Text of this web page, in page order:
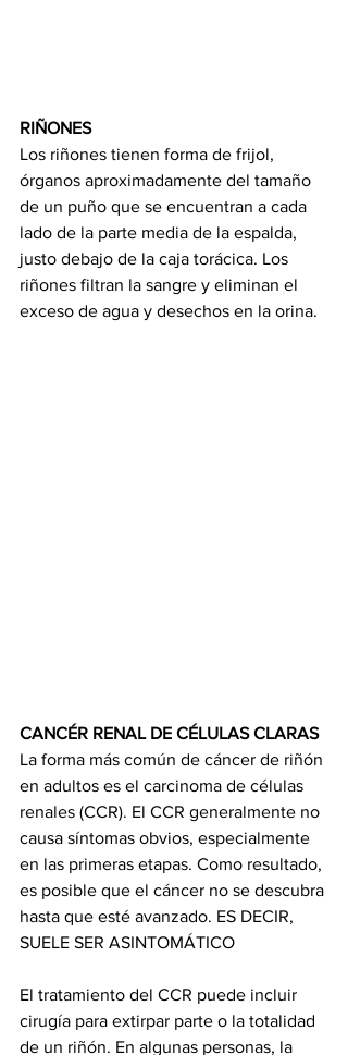
RIÑONES
Los riñones tienen forma de frijol,
órganos aproximadamente del tamaño
de un puño que se encuentran a cada
lado de la parte media de la espalda,
justo debajo de la caja torácica. Los
riñones filtran la sangre y eliminan el
exceso de agua y desechos en la orina.
CANCÉR RENAL DE CÉLULAS CLARAS
La forma más común de cáncer de riñón
en adultos es el carcinoma de células
renales (CCR). El CCR generalmente no
causa síntomas obvios, especialmente
en las primeras etapas. Como resultado,
es posible que el cáncer no se descubra
hasta que esté avanzado. ES DECIR,
SUELE SER ASINTOMÁTICO
El tratamiento del CCR puede incluir
cirugía para extirpar parte o la totalidad
de un riñón. En algunas personas, la